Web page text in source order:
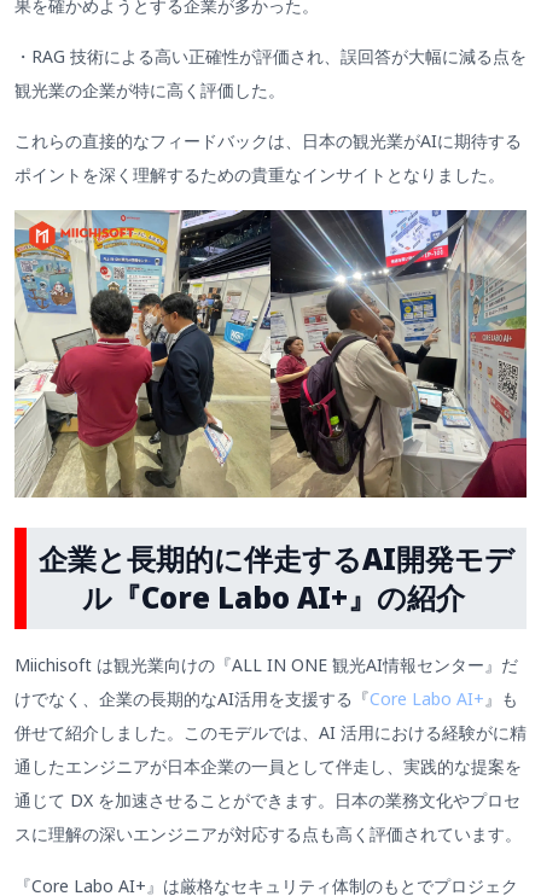
果を確かめようとする企業が多かった。
・RAG 技術による高い正確性が評価され、誤回答が大幅に減る点を
観光業の企業が特に高く評価した。
これらの直接的なフィードバックは、日本の観光業がAIに期待する
ポイントを深く理解するための貴重なインサイトとなりました。
企業と長期的に伴走するAI開発モデ
ル『Core Labo AI+』の紹介
Miichisoft は観光業向けの『ALL IN ONE 観光AI情報センター』だ
けでなく、企業の長期的なAI活用を支援する『Core Labo AI+』も
併せて紹介しました。このモデルでは、AI 活用における経験がに精
通したエンジニアが日本企業の一員として伴走し、実践的な提案を
通じて DX を加速させることができます。日本の業務文化やプロセ
スに理解の深いエンジニアが対応する点も高く評価されています。
『Core Labo AI+』は厳格なセキュリティ体制のもとでプロジェク